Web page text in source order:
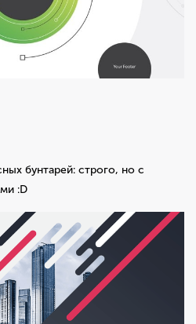
бунтарей: строго, но с
:D